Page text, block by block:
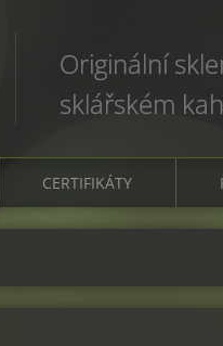
Originální
sklářském
CERTIFIKÁTY